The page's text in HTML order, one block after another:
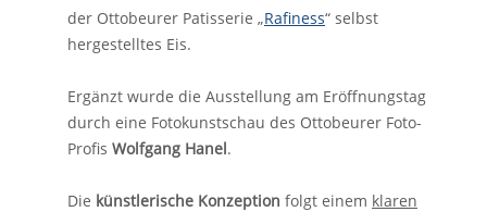
der Ottobeurer Patisserie „Rafiness“ selbst
hergestelltes Eis.
Ergänzt wurde die Ausstellung am Eröffnungstag
durch eine Fotokunstschau des Ottobeurer Foto-
Profis Wolfgang Hanel.
Die künstlerische Konzeption folgt einem klaren